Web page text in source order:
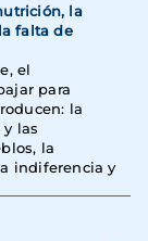
la
falta de
el
para
la
las
la
indiferencia y